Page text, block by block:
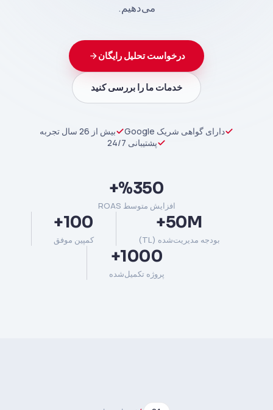
می‌دهیم.
درخواست تحلیل رایگان
خدمات ما را بررسی کنید
دارای گواهی شریک Google
بیش از 26 سال تجربه
پشتیبانی 24/7
%350+
افزایش متوسط ROAS
50M+
بودجه مدیریت‌شده (TL)
100+
کمپین موفق
1000+
پروژه تکمیل‌شده